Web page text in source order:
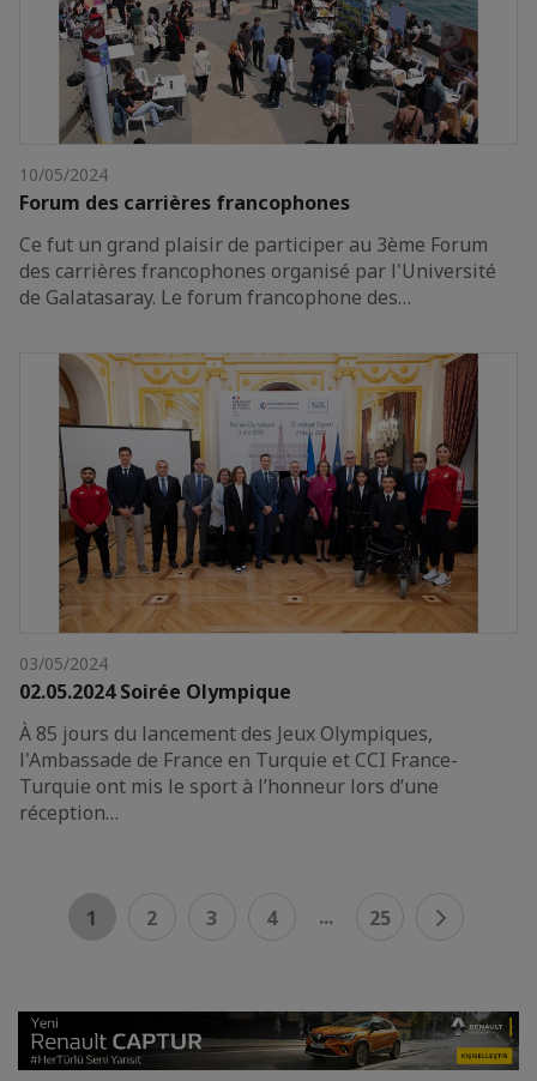
10/05/2024
Forum des carrières francophones
Ce fut un grand plaisir de participer au 3ème Forum
des carrières francophones organisé par l'Université
de Galatasaray. Le forum francophone des…
03/05/2024
02.05.2024 Soirée Olympique
À 85 jours du lancement des Jeux Olympiques,
l'Ambassade de France en Turquie et CCI France-
Turquie ont mis le sport à l’honneur lors d’une
réception…
1 2 3 4 ... 25